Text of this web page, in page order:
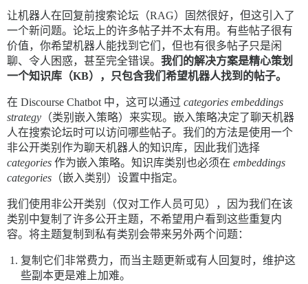
让机器人在回复前搜索论坛（RAG）固然很好，但这引入了
一个新问题。论坛上的许多帖子并不太有用。有些帖子很有
价值，你希望机器人能找到它们，但也有很多帖子只是闲
聊、令人困惑，甚至完全错误。 我们的解决方案是精心策划
一个知识库（KB），只包含我们希望机器人找到的帖子。
在 Discourse Chatbot 中，这可以通过 categories embeddings
strategy （类别嵌入策略）来实现。嵌入策略决定了聊天机器
人在搜索论坛时可以访问哪些帖子。我们的方法是使用一个
非公开类别作为聊天机器人的知识库，因此我们选择
categories 作为嵌入策略。知识库类别也必须在 embeddings
categories （嵌入类别）设置中指定。
我们使用非公开类别（仅对工作人员可见），因为我们在该
类别中复制了许多公开主题，不希望用户看到这些重复内
容。将主题复制到私有类别会带来另外两个问题：
复制它们非常费力，而当主题更新或有人回复时，维护这
些副本更是难上加难。